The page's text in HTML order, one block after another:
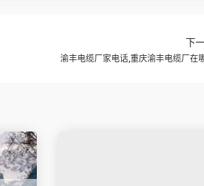
下
渝丰电缆厂家电话,重庆渝丰电缆厂在